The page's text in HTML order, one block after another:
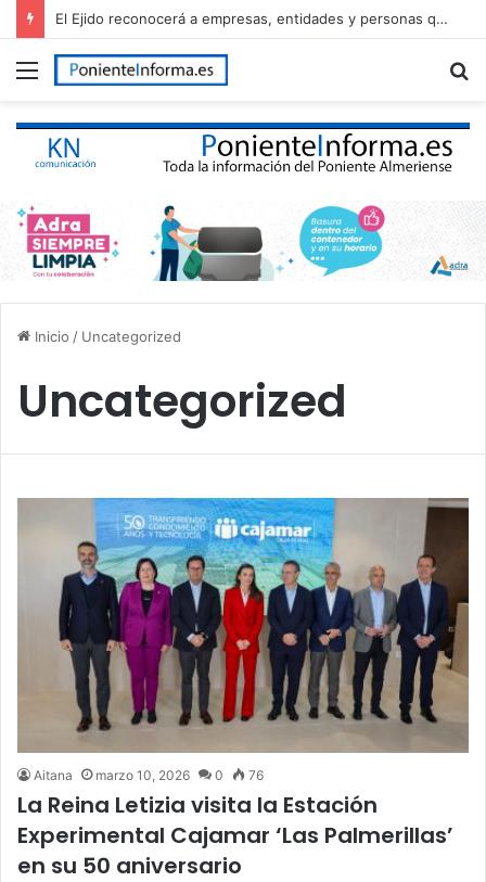
El Ejido reconocerá a empresas, entidades y personas que han contribuido al desarrollo del municipio en el Día de El Ejido
Menú
Inicio / Uncategorized
Uncategorized
Aitana marzo 10, 2026 0 76
La Reina Letizia visita la Estación
Experimental Cajamar ‘Las Palmerillas’
en su 50 aniversario